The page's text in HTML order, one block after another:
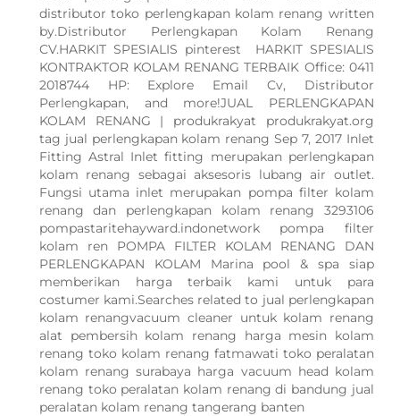
distributor toko perlengkapan kolam renang written
by.Distributor Perlengkapan Kolam Renang
CV.HARKIT SPESIALIS pinterest HARKIT SPESIALIS
KONTRAKTOR KOLAM RENANG TERBAIK Office: 0411
2018744 HP: Explore Email Cv, Distributor
Perlengkapan, and more!JUAL PERLENGKAPAN
KOLAM RENANG | produkrakyat produkrakyat.org
tag jual perlengkapan kolam renang Sep 7, 2017 Inlet
Fitting Astral Inlet fitting merupakan perlengkapan
kolam renang sebagai aksesoris lubang air outlet.
Fungsi utama inlet merupakan pompa filter kolam
renang dan perlengkapan kolam renang 3293106
pompastaritehayward.indonetwork pompa filter
kolam ren POMPA FILTER KOLAM RENANG DAN
PERLENGKAPAN KOLAM Marina pool & spa siap
memberikan harga terbaik kami untuk para
costumer kami.Searches related to jual perlengkapan
kolam renangvacuum cleaner untuk kolam renang
alat pembersih kolam renang harga mesin kolam
renang toko kolam renang fatmawati toko peralatan
kolam renang surabaya harga vacuum head kolam
renang toko peralatan kolam renang di bandung jual
peralatan kolam renang tangerang banten